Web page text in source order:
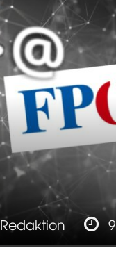
Redaktion